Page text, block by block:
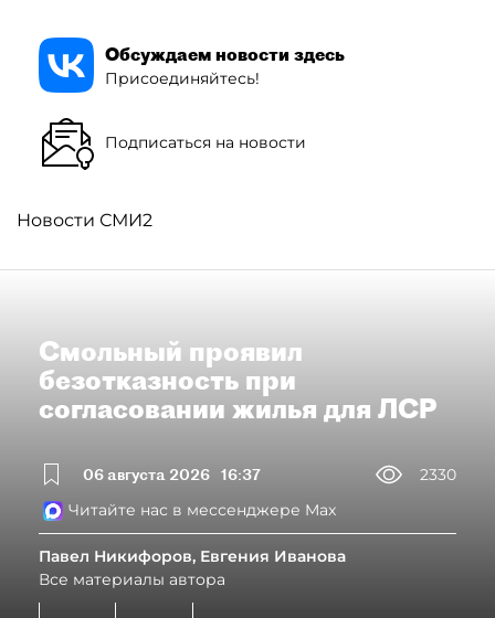
Обсуждаем новости здесь
Присоединяйтесь!
Подписаться на новости
Новости СМИ2
Смольный проявил
безотказность при
согласовании жилья для ЛСР
06 августа 2026 16:37
2330
Читайте нас в мессенджере Max
Павел Никифоров, Евгения Иванова
Все материалы автора